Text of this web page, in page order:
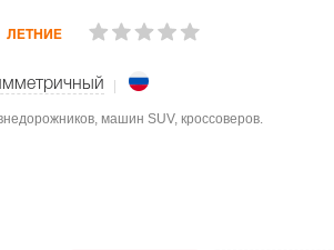
ЛЕТНИЕ
машин SUV, кроссоверов.